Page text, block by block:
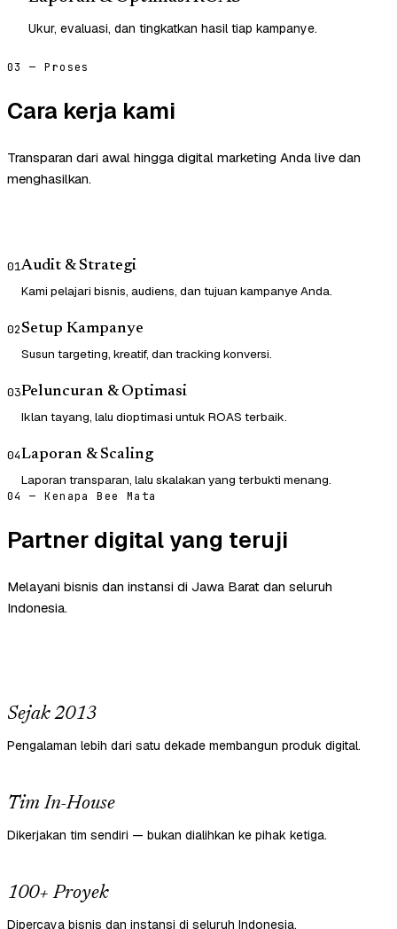
Ukur, evaluasi, dan tingkatkan hasil tiap kampanye.
03 — Proses
Cara kerja kami
Transparan dari awal hingga digital marketing Anda live dan
menghasilkan.
01Audit & Strategi
Kami pelajari bisnis, audiens, dan tujuan kampanye Anda.
02Setup Kampanye
Susun targeting, kreatif, dan tracking konversi.
03Peluncuran & Optimasi
Iklan tayang, lalu dioptimasi untuk ROAS terbaik.
04Laporan & Scaling
Laporan transparan, lalu skalakan yang terbukti menang.
04 — Kenapa Bee Mata
Partner digital yang teruji
Melayani bisnis dan instansi di Jawa Barat dan seluruh
Indonesia.
Sejak 2013
Pengalaman lebih dari satu dekade membangun produk digital.
Tim In-House
Dikerjakan tim sendiri — bukan dialihkan ke pihak ketiga.
100+ Proyek
Dipercaya bisnis dan instansi di seluruh Indonesia.